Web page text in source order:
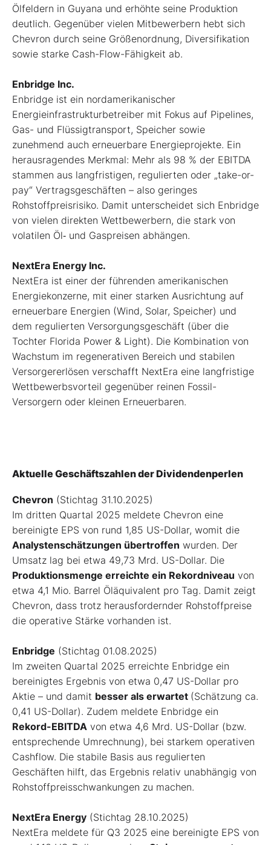
Ölfeldern in Guyana und erhöhte seine Produktion
deutlich. Gegenüber vielen Mitbewerbern hebt sich
Chevron durch seine Größenordnung, Diversifikation
sowie starke Cash-Flow-Fähigkeit ab.
Enbridge Inc.
Enbridge ist ein nordamerikanischer
Energieinfrastrukturbetreiber mit Fokus auf Pipelines,
Gas- und Flüssigtransport, Speicher sowie
zunehmend auch erneuerbare Energieprojekte. Ein
herausragendes Merkmal: Mehr als 98 % der EBITDA
stammen aus langfristigen, regulierten oder „take-or-
pay“ Vertragsgeschäften – also geringes
Rohstoffpreisrisiko. Damit unterscheidet sich Enbridge
von vielen direkten Wettbewerbern, die stark von
volatilen Öl‐ und Gaspreisen abhängen.
NextEra Energy Inc.
NextEra ist einer der führenden amerikanischen
Energiekonzerne, mit einer starken Ausrichtung auf
erneuerbare Energien (Wind, Solar, Speicher) und
dem regulierten Versorgungsgeschäft (über die
Tochter Florida Power & Light). Die Kombination von
Wachstum im regenerativen Bereich und stabilen
Versorgererlösen verschafft NextEra eine langfristige
Wettbewerbsvorteil gegenüber reinen Fossil-
Versorgern oder kleinen Erneuerbaren.
Aktuelle Geschäftszahlen der Dividendenperlen
Chevron (Stichtag 31.10.2025)
Im dritten Quartal 2025 meldete Chevron eine
bereinigte EPS von rund 1,85 US-Dollar, womit die
Analystenschätzungen übertroffen wurden. Der
Umsatz lag bei etwa 49,73 Mrd. US-Dollar. Die
Produktionsmenge erreichte ein Rekordniveau von
etwa 4,1 Mio. Barrel Öläquivalent pro Tag. Damit zeigt
Chevron, dass trotz herausfordernder Rohstoffpreise
die operative Stärke vorhanden ist.
Enbridge (Stichtag 01.08.2025)
Im zweiten Quartal 2025 erreichte Enbridge ein
bereinigtes Ergebnis von etwa 0,47 US-Dollar pro
Aktie – und damit besser als erwartet (Schätzung ca.
0,41 US-Dollar). Zudem meldete Enbridge ein
Rekord-EBITDA von etwa 4,6 Mrd. US-Dollar (bzw.
entsprechende Umrechnung), bei starkem operativen
Cashflow. Die stabile Basis aus regulierten
Geschäften hilft, das Ergebnis relativ unabhängig von
Rohstoffpreisschwankungen zu machen.
NextEra Energy (Stichtag 28.10.2025)
NextEra meldete für Q3 2025 eine bereinigte EPS von